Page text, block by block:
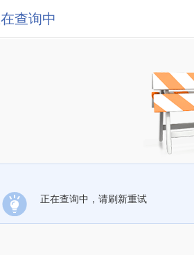
查询中
正在查询中，请刷新重试